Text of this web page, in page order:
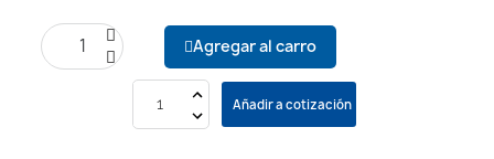
Agregar al carro
Añadir a cotización